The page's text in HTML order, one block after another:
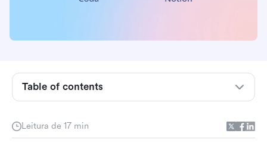
Leitura de 17 min
Table of contents
Coda vs. Notion em um relance